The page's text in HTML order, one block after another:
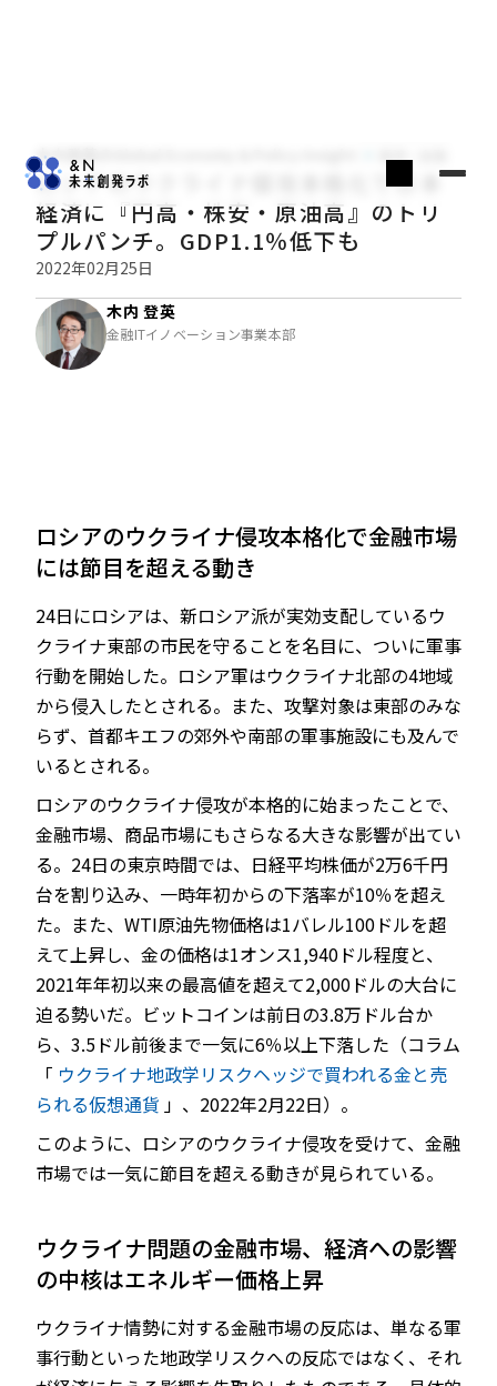
木内登英のGlobal Economy & Policy Insight
ロシアのウクライナ侵攻本格化で日本
経済に『円高・株安・原油高』のトリ
プルパンチ。GDP1.1％低下も
2022年02月25日
木内 登英
金融ITイノベーション事業本部
ロシアのウクライナ侵攻本格化で金融市場
には節目を超える動き
24日にロシアは、新ロシア派が実効支配しているウ
クライナ東部の市民を守ることを名目に、ついに軍事
行動を開始した。ロシア軍はウクライナ北部の4地域
から侵入したとされる。また、攻撃対象は東部のみな
らず、首都キエフの郊外や南部の軍事施設にも及んで
いるとされる。
ロシアのウクライナ侵攻が本格的に始まったことで、
金融市場、商品市場にもさらなる大きな影響が出てい
る。24日の東京時間では、日経平均株価が2万6千円
台を割り込み、一時年初からの下落率が10％を超え
た。また、WTI原油先物価格は1バレル100ドルを超
えて上昇し、金の価格は1オンス1,940ドル程度と、
2021年年初以来の最高値を超えて2,000ドルの大台に
迫る勢いだ。ビットコインは前日の3.8万ドル台か
ら、3.5ドル前後まで一気に6％以上下落した（コラム
「 ウクライナ地政学リスクヘッジで買われる金と売
られる仮想通貨 」、2022年2月22日）。
このように、ロシアのウクライナ侵攻を受けて、金融
市場では一気に節目を超える動きが見られている。
ウクライナ問題の金融市場、経済への影響
の中核はエネルギー価格上昇
ウクライナ情勢に対する金融市場の反応は、単なる軍
事行動といった地政学リスクへの反応ではなく、それ